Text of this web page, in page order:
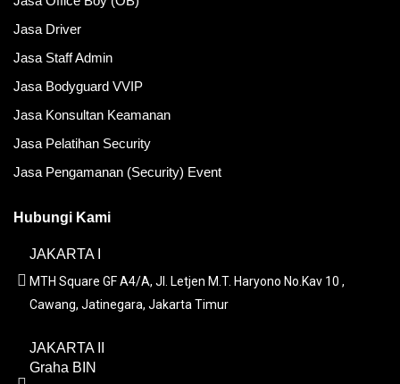
Jasa Driver
Jasa Staff Admin
Jasa Bodyguard VVIP
Jasa Konsultan Keamanan
Jasa Pelatihan Security
Jasa Pengamanan (Security) Event
Hubungi Kami
JAKARTA I
MTH Square GF A4/A, Jl. Letjen M.T. Haryono No.Kav 10 ,
Cawang, Jatinegara, Jakarta Timur
JAKARTA II
Graha BIN